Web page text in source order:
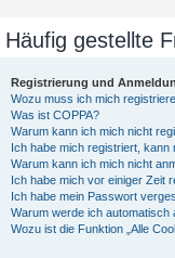
Häufig gestellte
Registrierung und
Wozu muss ich mich
Was ist COPPA?
Warum kann ich mich nicht
Ich habe mich registriert, kann
Warum kann ich mich nicht
Ich habe mich vor einiger Zeit
Ich habe mein Passwort
Warum werde ich automatisch
Wozu ist die Funktion „Alle